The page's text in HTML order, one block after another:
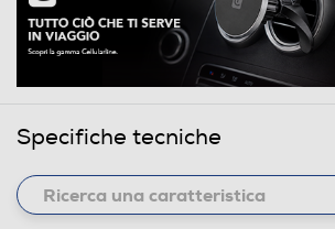
Specifiche tecniche